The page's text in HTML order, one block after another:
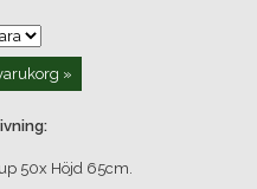
»
50x Höjd 65cm.